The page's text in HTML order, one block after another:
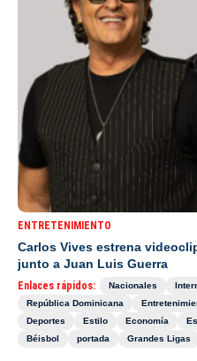
ENTRETENIMIENTO
Carlos Vives estrena
junto a Juan Luis Guerra
Enlaces rápidos: Nacionales
República Dominicana
Deportes
Estilo Economía
Béisbol
portada Grandes Ligas